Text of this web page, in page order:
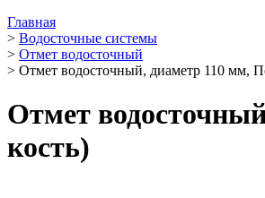
Главная
> Водосточные системы
> Отмет водосточный
> Отмет водосточный, диаметр 110 мм,
Отмет
кость)